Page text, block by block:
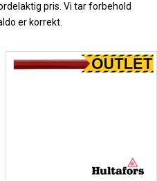
pris. Vi tar forbehold
er korrekt.